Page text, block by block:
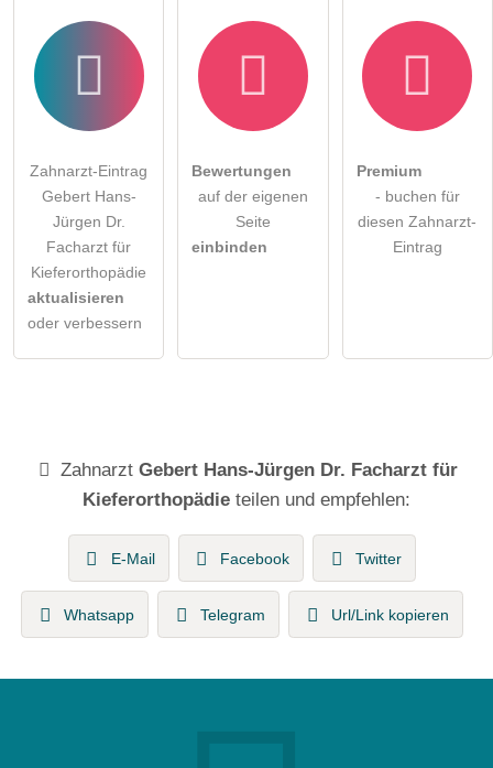
Zahnarzt-Eintrag
Gebert Hans-
Jürgen Dr.
Facharzt für
Kieferorthopädie
aktualisieren
oder verbessern
Bewertungen
auf der eigenen
Seite
einbinden
Premium
- buchen für
diesen Zahnarzt-
Eintrag
ZahnarztGebert Hans-Jürgen Dr. Facharzt für
Kieferorthopädie teilen und empfehlen:
E-Mail Facebook Twitter
Whatsapp Telegram Url/Link kopieren